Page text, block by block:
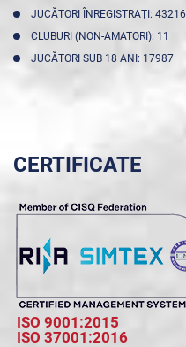
JUCĂTORI ÎNREGISTRAŢI: 43216
CLUBURI (NON-AMATORI): 11
JUCĂTORI SUB 18 ANI: 17987
CERTIFICATE
ISO 9001:2015
ISO 37001:2016